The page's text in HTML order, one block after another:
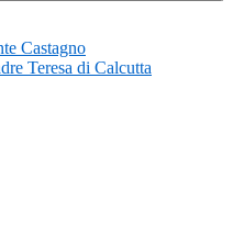
Castagno
Teresa di Calcutta